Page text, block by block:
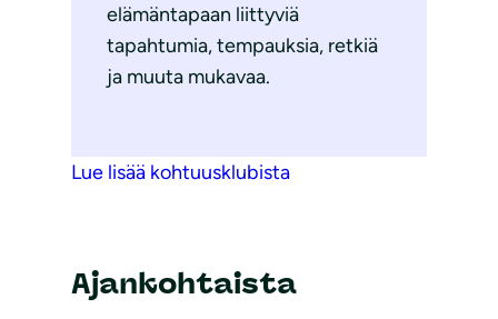
elämäntapaan liittyviä
tapahtumia, tempauksia, retkiä
ja muuta mukavaa.
Lue lisää kohtuusklubista
Ajankohtaista